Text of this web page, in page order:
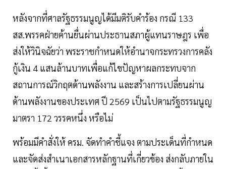
หลังจากที่ศาลรัฐธรรมนูญได้มีมติรับคำร้อง กรณี 133
สส.พรรคฝ่ายค้านยื่นผ่านประธานสภาผู้แทนราษฎร เพื่อ
ส่งให้วินิจฉัยว่า พระราชกำหนดให้อำนาจกระทรวงการคลัง
กู้เงิน 4 แสนล้านบาทเพื่อแก้ไขปัญหาผลกระทบจาก
สถานการณ์วิกฤตด้านพลังงาน และสร้างการเปลี่ยนผ่าน
ด้านพลังงานของประเทศ ปี 2569 เป็นไปตามรัฐธรรมนูญ
มาตรา 172 วรรคหนึ่ง หรือไม่
พร้อมมีคำสั่งให้ ครม. จัดทำคำชี้แจง ตามประเด็นที่กำหนด
และจัดส่งสำเนาเอกสารหลักฐานที่เกี่ยวข้อง ส่งกลับภายใน